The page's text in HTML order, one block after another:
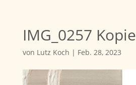
IMG_0257 Kopie
von Lutz Koch | Feb. 28, 2023